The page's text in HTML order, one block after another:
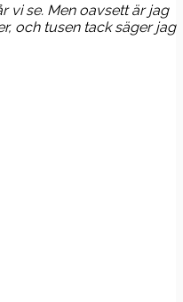
vi se. Men oavsett är jag
och tusen tack säger jag